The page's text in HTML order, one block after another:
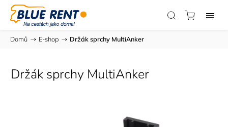
Domů / E-shop / Držák sprchy MultiAnker
Držák sprchy MultiAnker